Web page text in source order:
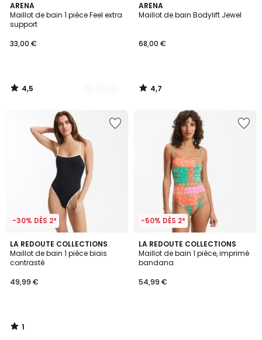
ARENA
Maillot de bain 1 pièce Feel extra
support
33,00 €
4,5
/ 5
2
Couleurs
4,5
/
ARENA
Maillot de bain Bodylift Jewel
68,00 €
4,7
/ 5
4,7
/
-30% DÈS 2*
LA REDOUTE COLLECTIONS
Maillot de bain 1 pièce biais
contrasté
49,99 €
1
/
5
1
/
-50% DÈS 2*
LA REDOUTE COLLECTIONS
Maillot de bain 1 pièce, imprimé
bandana
54,99 €